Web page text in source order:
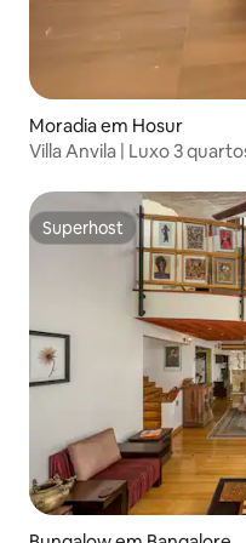
Moradia em Hosur
Villa Anvila | Luxo 3
Superhost
Superhost